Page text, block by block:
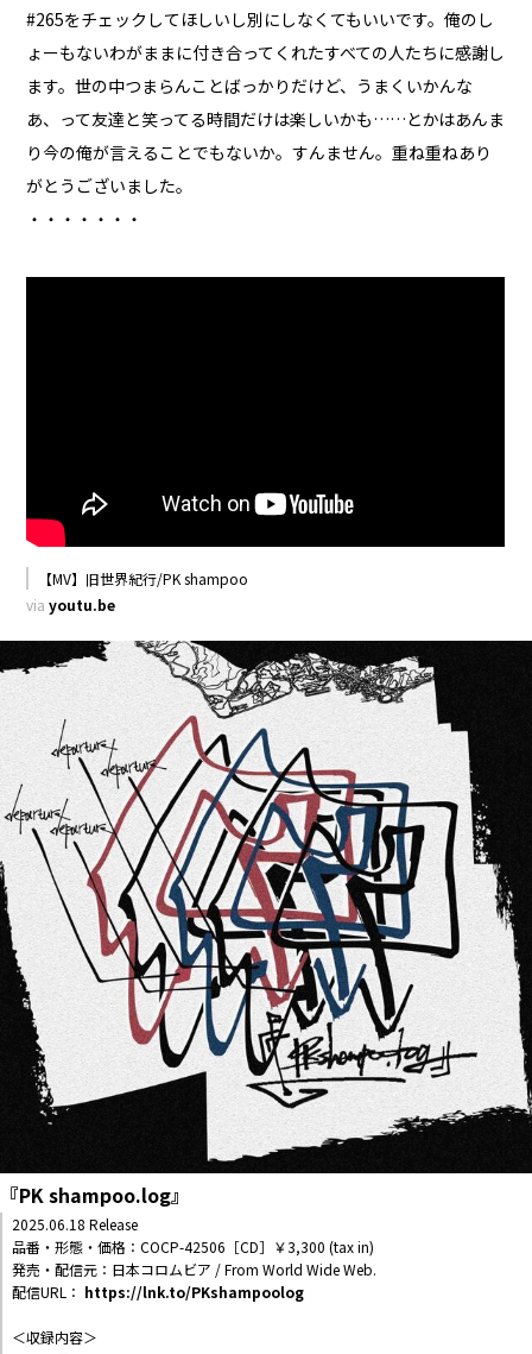
#265をチェックしてほしいし別にしなくてもいいです。俺のし
ょーもないわがままに付き合ってくれたすべての人たちに感謝し
ます。世の中つまらんことばっかりだけど、うまくいかんな
あ、って友達と笑ってる時間だけは楽しいかも……とかはあんま
り今の俺が言えることでもないか。すんません。重ね重ねあり
がとうございました。
・・・・・・・
【MV】旧世界紀行/PK shampoo
viayoutu.be
『PK shampoo.log』
2025.06.18 Release
品番・形態・価格：COCP-42506［CD］￥3,300 (tax in)
発売・配信元：日本コロムビア / From World Wide Web.
配信URL： https://lnk.to/PKshampoolog
＜収録内容＞